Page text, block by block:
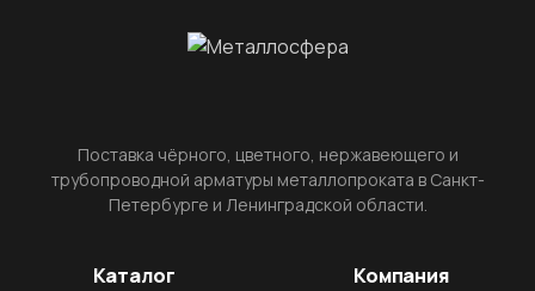
Поставка чёрного, цветного, нержавеющего и
трубопроводной арматуры металлопроката в Санкт-
Петербурге и Ленинградской области.
Каталог Компания